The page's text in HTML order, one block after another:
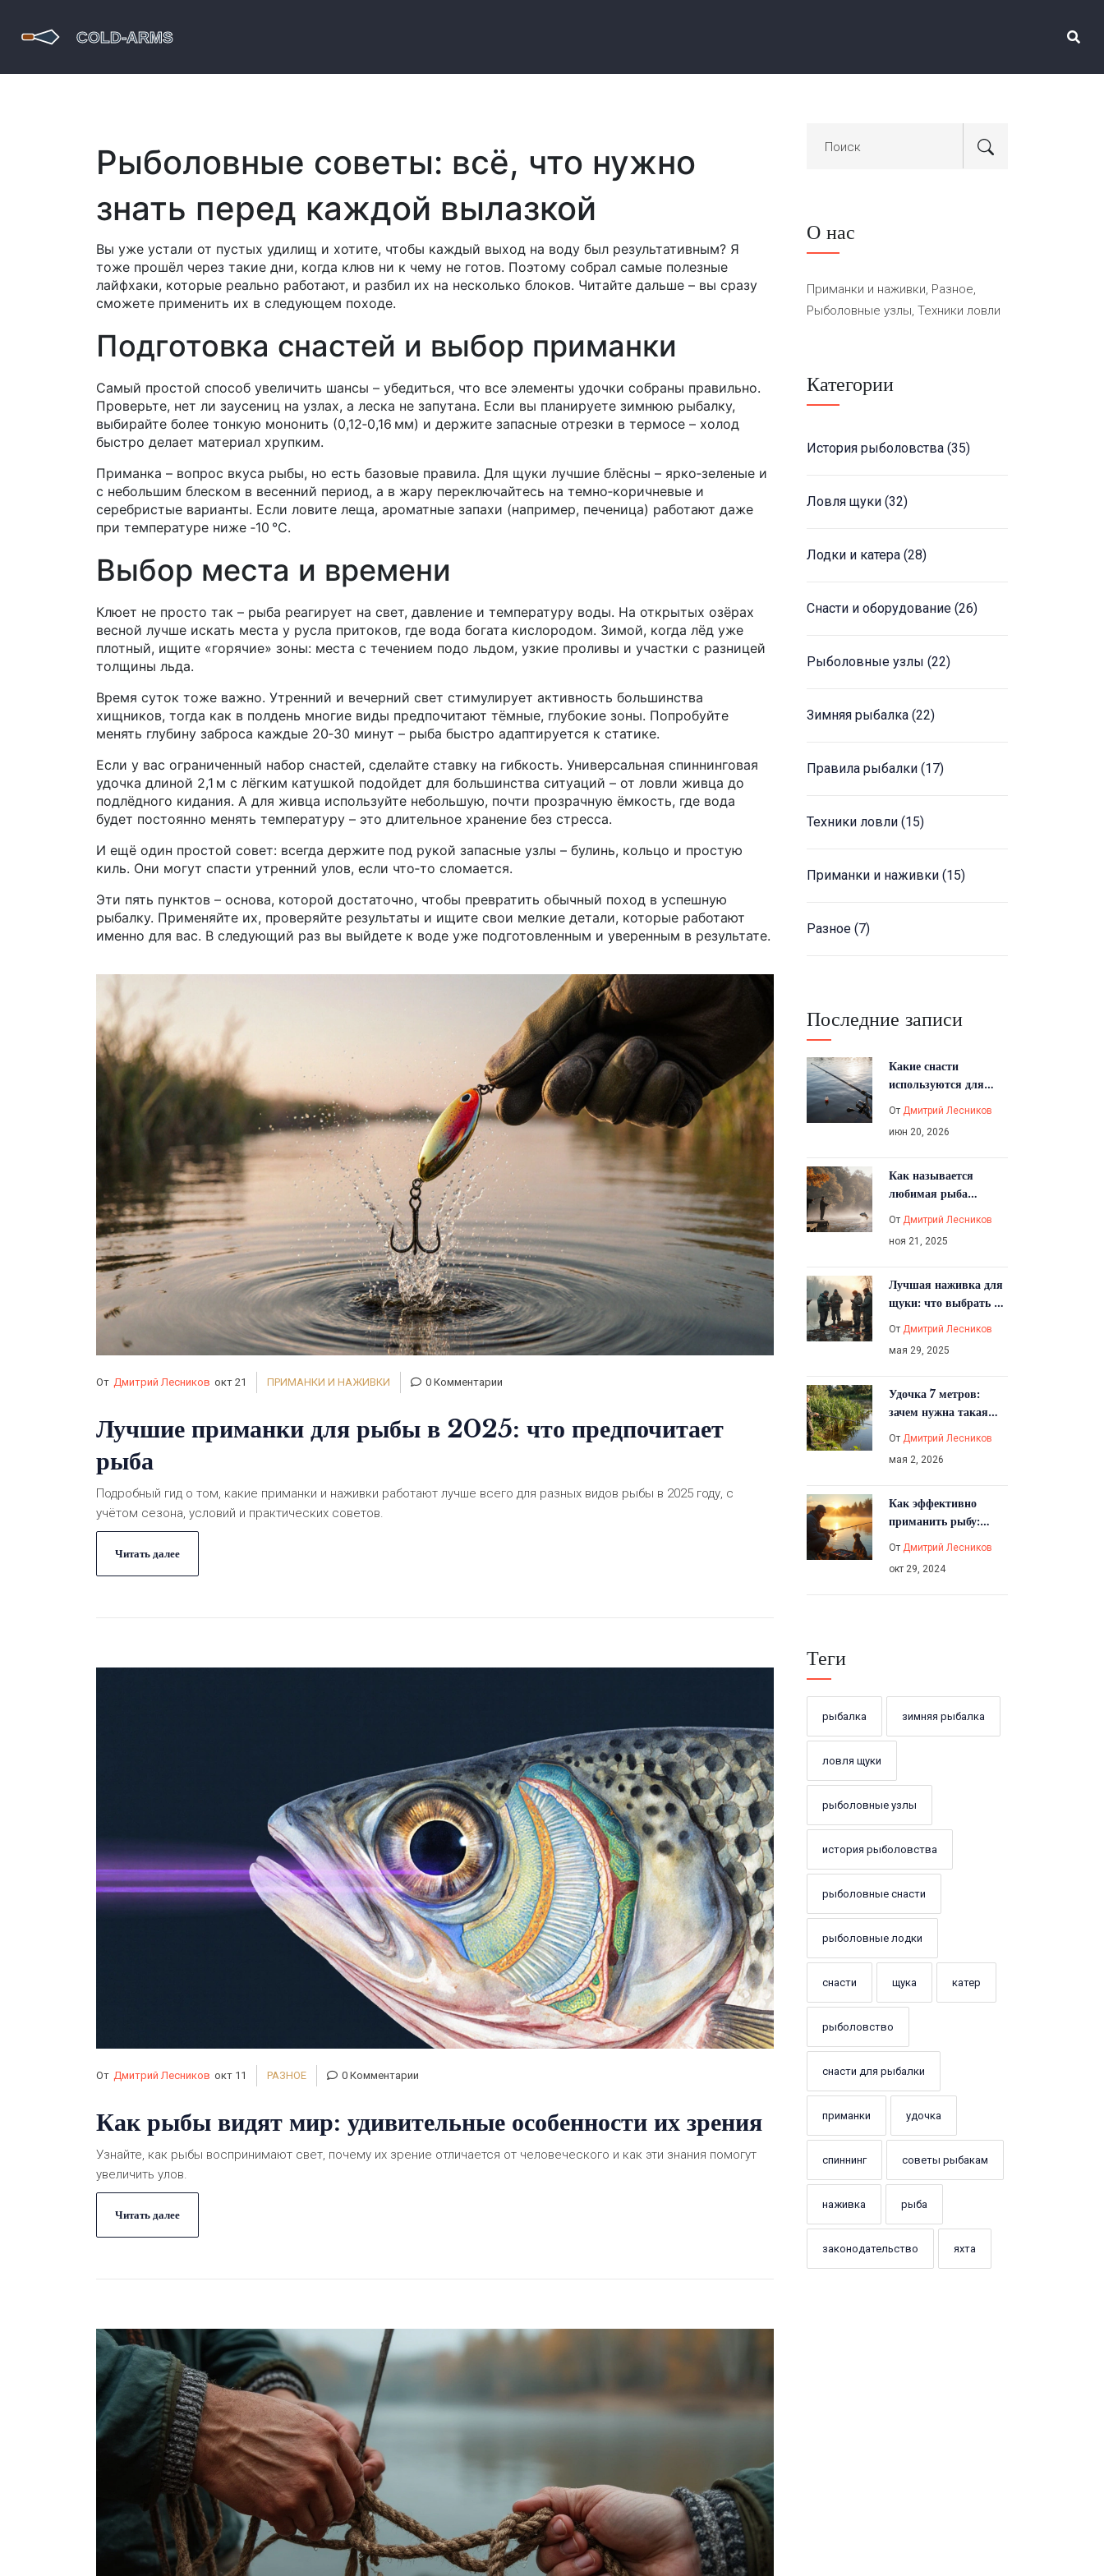
Рыболовные советы: всё, что нужно
знать перед каждой вылазкой
Вы уже устали от пустых удилищ и хотите, чтобы каждый выход на воду был результативным? Я
тоже прошёл через такие дни, когда клюв ни к чему не готов. Поэтому собрал самые полезные
лайфхаки, которые реально работают, и разбил их на несколько блоков. Читайте дальше – вы сразу
сможете применить их в следующем походе.
Подготовка снастей и выбор приманки
Самый простой способ увеличить шансы – убедиться, что все элементы удочки собраны правильно.
Проверьте, нет ли заусениц на узлах, а леска не запутана. Если вы планируете зимнюю рыбалку,
выбирайте более тонкую мононить (0,12‑0,16 мм) и держите запасные отрезки в термосе – холод
быстро делает материал хрупким.
Приманка – вопрос вкуса рыбы, но есть базовые правила. Для щуки лучшие блёсны – ярко‑зеленые и
с небольшим блеском в весенний период, а в жару переключайтесь на темно‑коричневые и
серебристые варианты. Если ловите леща, ароматные запахи (например, печеница) работают даже
при температуре ниже ‑10 °C.
Выбор места и времени
Клюет не просто так – рыба реагирует на свет, давление и температуру воды. На открытых озёрах
весной лучше искать места у русла притоков, где вода богата кислородом. Зимой, когда лёд уже
плотный, ищите «горячие» зоны: места с течением подо льдом, узкие проливы и участки с разницей
толщины льда.
Время суток тоже важно. Утренний и вечерний свет стимулирует активность большинства
хищников, тогда как в полдень многие виды предпочитают тёмные, глубокие зоны. Попробуйте
менять глубину заброса каждые 20‑30 минут – рыба быстро адаптируется к статике.
Если у вас ограниченный набор снастей, сделайте ставку на гибкость. Универсальная спиннинговая
удочка длиной 2,1 м с лёгким катушкой подойдет для большинства ситуаций – от ловли живца до
подлёдного кидания. А для живца используйте небольшую, почти прозрачную ёмкость, где вода
будет постоянно менять температуру – это длительное хранение без стресса.
И ещё один простой совет: всегда держите под рукой запасные узлы – булинь, кольцо и простую
киль. Они могут спасти утренний улов, если что‑то сломается.
Эти пять пунктов – основа, которой достаточно, чтобы превратить обычный поход в успешную
рыбалку. Применяйте их, проверяйте результаты и ищите свои мелкие детали, которые работают
именно для вас. В следующий раз вы выйдете к воде уже подготовленным и уверенным в результате.
От Дмитрий Лесников окт 21 ПРИМАНКИ И НАЖИВКИ 0 Комментарии
Лучшие приманки для рыбы в 2025: что предпочитает
рыба
Подробный гид о том, какие приманки и наживки работают лучше всего для разных видов рыбы в 2025 году, с
учётом сезона, условий и практических советов.
Читать далее
От Дмитрий Лесников окт 11 РАЗНОЕ 0 Комментарии
Как рыбы видят мир: удивительные особенности их зрения
Узнайте, как рыбы воспринимают свет, почему их зрение отличается от человеческого и как эти знания помогут
увеличить улов.
Читать далее
О нас
Приманки и наживки, Разное,
Рыболовные узлы, Техники ловли
Категории
История рыболовства (35)
Ловля щуки (32)
Лодки и катера (28)
Снасти и оборудование (26)
Рыболовные узлы (22)
Зимняя рыбалка (22)
Правила рыбалки (17)
Техники ловли (15)
Приманки и наживки (15)
Разное (7)
Последние записи
Какие снасти
используются для
по удилищам,
катушкам и лескам
От Дмитрий Лесников
июн 20, 2026
Как называется
любимая рыба
ловят миллионы
От Дмитрий Лесников
ноя 21, 2025
Лучшая наживка для
щуки: что выбрать и
От Дмитрий Лесников
мая 29, 2025
Удочка 7 метров:
зачем нужна такая
выигрывает
От Дмитрий Лесников
мая 2, 2026
Как эффективно
приманить рыбу:
опытных рыболовов
От Дмитрий Лесников
окт 29, 2024
Теги
рыбалка зимняя рыбалка
ловля щуки
рыболовные узлы
история рыболовства
рыболовные снасти
рыболовные лодки
снасти щука катер
рыболовство
снасти для рыбалки
приманки удочка
спиннинг советы рыбакам
наживка рыба
законодательство яхта